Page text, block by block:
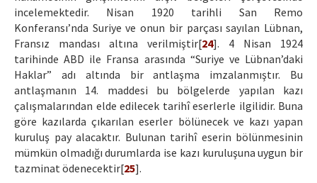
incelemektedir. Nisan 1920 tarihli San Remo
Konferansı’nda Suriye ve onun bir parçası sayılan Lübnan,
Fransız mandası altına verilmiştir[24]. 4 Nisan 1924
tarihinde ABD ile Fransa arasında “Suriye ve Lübnan’daki
Haklar” adı altında bir antlaşma imzalanmıştır. Bu
antlaşmanın 14. maddesi bu bölgelerde yapılan kazı
çalışmalarından elde edilecek tarihî eserlerle ilgilidir. Buna
göre kazılarda çıkarılan eserler bölünecek ve kazı yapan
kuruluş pay alacaktır. Bulunan tarihî eserin bölünmesinin
mümkün olmadığı durumlarda ise kazı kuruluşuna uygun bir
tazminat ödenecektir[25].